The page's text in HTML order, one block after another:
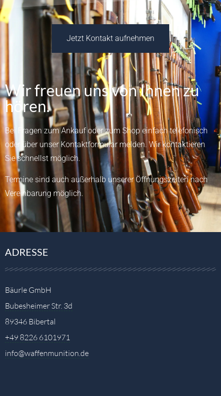
Jetzt Kontakt aufnehmen
Wir freuen uns von Ihnen zu
hören.
Bei Fragen zum Ankauf oder zum Shop einfach telefonisch
oder über unser Kontaktformularmelden.Wir kontaktieren
Sie schnellst möglich.
Termine sind auch außerhalb unserer Öffnungszeiten nach
Vereinbarung möglich.
ADRESSE
Bäurle GmbH
Bubesheimer Str. 3d
89346 Bibertal
+49 8226 6101971
info@waffenmunition.de